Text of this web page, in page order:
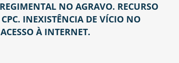
NO AGRAVO. RECURSO
INEXISTÊNCIA DE VÍCIO NO
À INTERNET.